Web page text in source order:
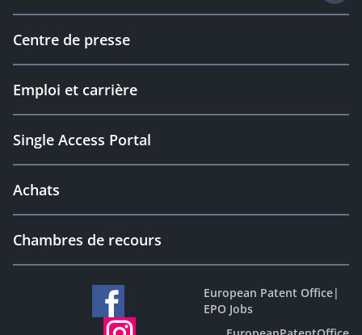
Centre de presse
Emploi et carrière
Single Access Portal
Achats
Chambres de recours
European Patent Office|
EPO Jobs